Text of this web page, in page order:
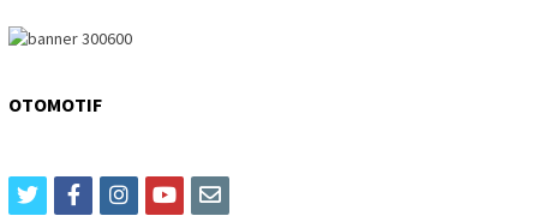
OTOMOTIF
twitterfacebookinstagram
youtubeemail